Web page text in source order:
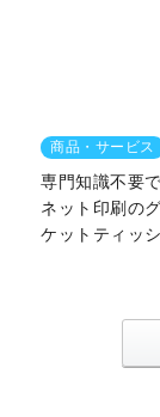
商品・サービス
専門知識不要
ネット印刷の
ケットティッ